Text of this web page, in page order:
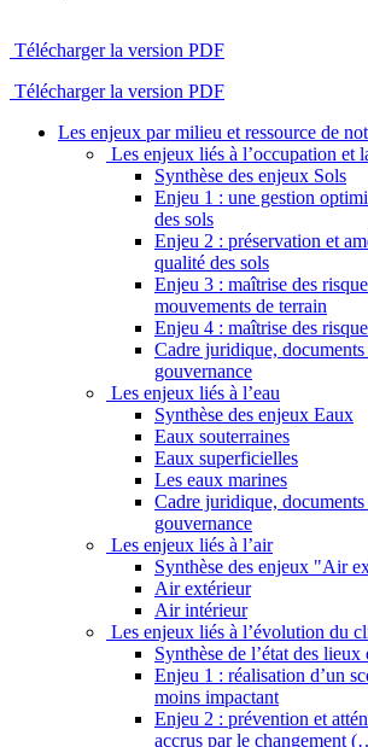
Télécharger la version PDF
Télécharger la version PDF
Les enjeux par milieu et ressource de
Les enjeux liés à l’occupation et
Synthèse des enjeux Sols
Enjeu 1 : une gestion
des sols
Enjeu 2 : préservation et
qualité des sols
Enjeu 3 : maîtrise des
mouvements de terrain
Enjeu 4 : maîtrise des
Cadre juridique, documents
gouvernance
Les enjeux liés à l’eau
Synthèse des enjeux Eaux
Eaux souterraines
Eaux superficielles
Les eaux marines
Cadre juridique, documents
gouvernance
Les enjeux liés à l’air
Synthèse des enjeux "Air
Air extérieur
Air intérieur
Les enjeux liés à l’évolution du
Synthèse de l’état des lieux
Enjeu 1 : réalisation d’un
moins impactant
Enjeu 2 : prévention et
accrus par le changement